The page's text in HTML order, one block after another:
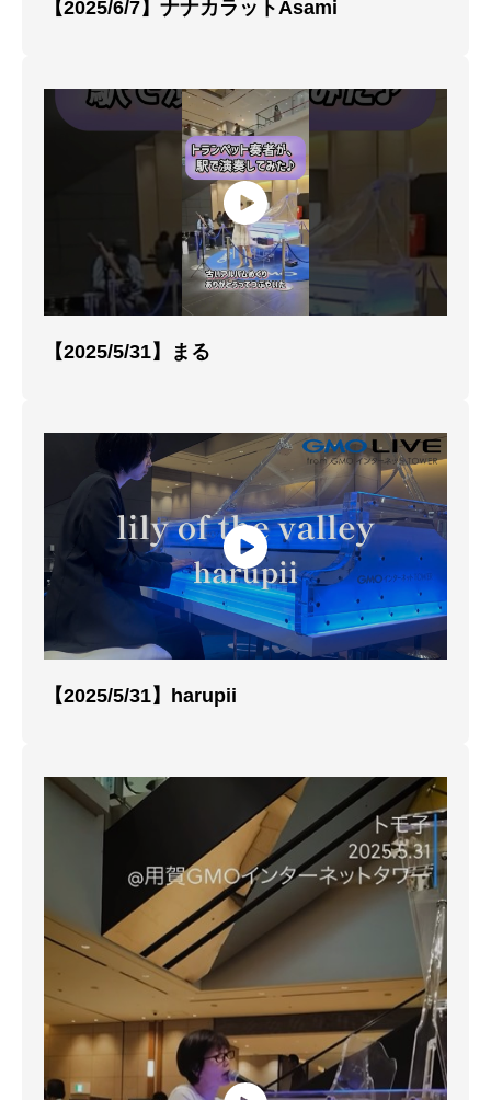
【2025/6/7】ナナカラットAsami
【2025/5/31】まる
【2025/5/31】harupii